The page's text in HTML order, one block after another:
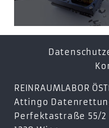
REINRAUMLABOR
Attingo
Perfektastraße 55/2